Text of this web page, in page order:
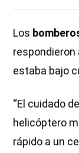
Los
respondieron
estaba bajo
“El cuidado
helicóptero
rápido a un